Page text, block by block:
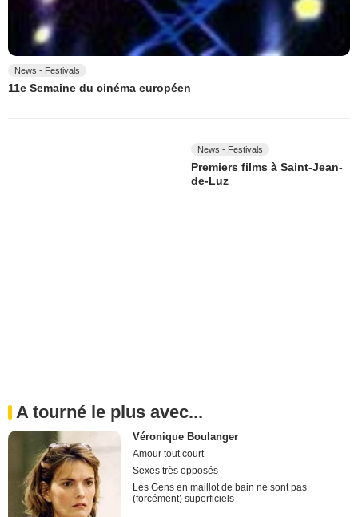
News - Festivals
11e Semaine du cinéma européen
News - Festivals
Premiers films à Saint-Jean-
de-Luz
A tourné le plus avec...
Véronique Boulanger
Amour tout court
Sexes très opposés
Les Gens en maillot de bain ne sont pas
(forcément) superficiels